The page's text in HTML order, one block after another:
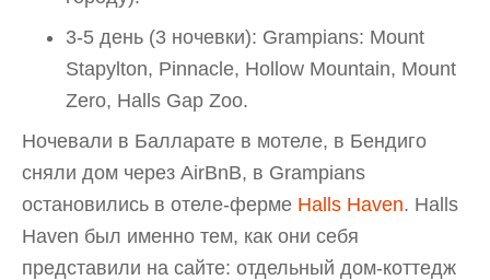
3-5 день (3 ночевки): Grampians: Mount
Stapylton, Pinnacle, Hollow Mountain, Mount
Zero, Halls Gap Zoo.
Ночевали в Балларате в мотеле, в Бендиго
сняли дом через AirBnB, в Grampians
остановились в отеле-ферме Halls Haven. Halls
Haven был именно тем, как они себя
представили на сайте: отдельный дом-коттедж